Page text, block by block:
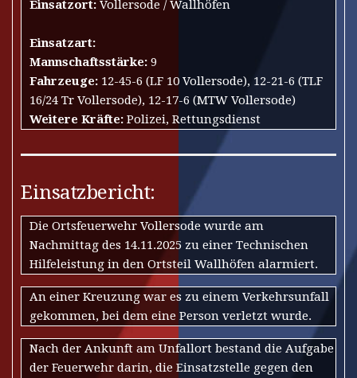
Einsatzort: Vollersode / Wallhöfen
Einsatzart:
Mannschaftsstärke: 9
Fahrzeuge: 12-45-6 (LF 10 Vollersode), 12-21-6 (TLF
16/24 Tr Vollersode), 12-17-6 (MTW Vollersode)
Weitere Kräfte: Polizei, Rettungsdienst
Einsatzbericht:
Die Ortsfeuerwehr Vollersode wurde am
Nachmittag des 14.11.2025 zu einer Technischen
Hilfeleistung in den Ortsteil Wallhöfen alarmiert.
An einer Kreuzung war es zu einem Verkehrsunfall
gekommen, bei dem eine Person verletzt wurde.
Nach der Ankunft am Unfallort bestand die Aufgabe
der Feuerwehr darin, die Einsatzstelle gegen den